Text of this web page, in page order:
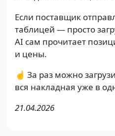
Если поставщик
таблицей — просто
AI сам прочитает
и цены.
☝️ За раз можно
вся накладная уже в
21.04.2026